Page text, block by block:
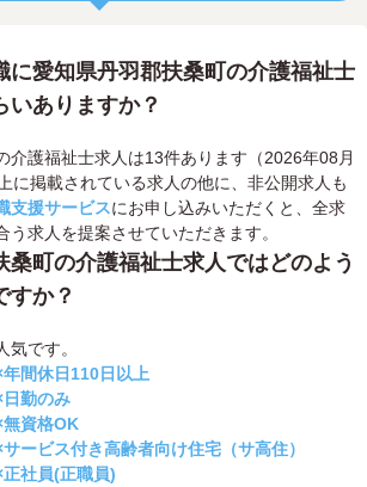
に愛知県丹羽郡扶桑町の介護福祉士
いありますか？
介護福祉士求人は13件あります（2026年08月
に掲載されている求人の他に、非公開求人も
支援サービスにお申し込みいただくと、全求
う求人を提案させていただきます。
桑町の介護福祉士求人ではどのよう
すか？
気です。
間休日110日以上
勤のみ
資格OK
ービス付き高齢者向け住宅（サ高住）
社員(正職員)